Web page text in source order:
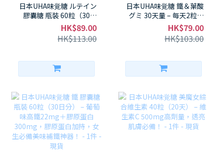
日本UHA味覚糖 ルテイン
膠囊糖 瓶裝 60粒（30日
分） – 葉黃素10mg＋越
橘萃取，混合莓果味！眼
睛疲勞救星～ - 1件 - 現貨
HK$89.00
HK$113.00
日本UHA味覚糖 鐵＆葉酸
グミ 30天量 – 每天2粒補
鐵10mg＆葉酸100%，鐵
分不足＆孕前葉酸雙補神
器！ - 1件 - 現貨
HK$79.00
HK$103.00